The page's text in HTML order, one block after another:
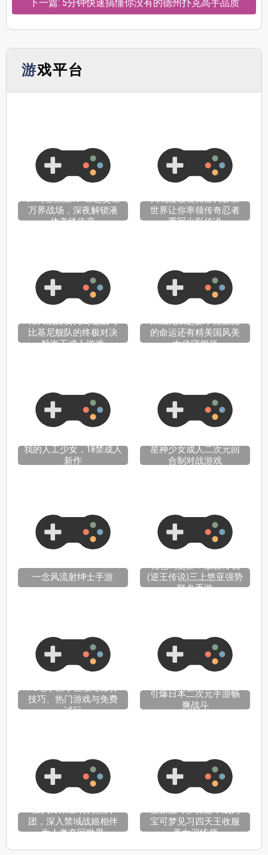
下一篇: 5分钟快速搞懂你没有的德州扑克高手品质
游戏平台
OP时空禁姬18+命运交错
万界战场，深夜解锁液
体牵绊依恋
大玩漫改梗黄游火影新
世界让你率领传奇忍者
重写火影传说
伟大航路女儿岛秘战与
比基尼舰队的终极对决
航海王成人游戏
来浊无双起源掌控三国
的命运还有精美国风美
女侍寝相伴
我的人工少女，18禁成人
新作
星神少女成人二次元回
合制对战游戏
一念风流射绅士手游
礼包码更新！放置传说
(逆王传说)三上悠亚强势
联名手游
PG电子新手全攻略爆分
技巧、热门游戏与免费
试玩
引爆日本二次元手游畅
爽战斗
加入终末黎明调查兵
团，深入禁域战姬相伴
为人类夺回世界
全新宝可梦黄游，成为
宝可梦见习四天王收服
美女训练师